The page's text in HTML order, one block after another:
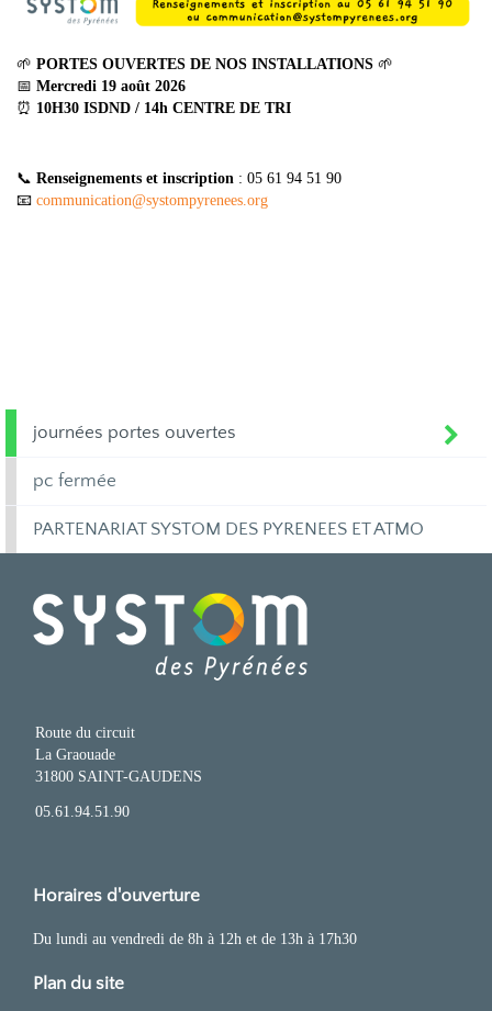
🌱 PORTES OUVERTES DE NOS INSTALLATIONS 🌱
📅 Mercredi 19 août 2026
⏰ 10H30 ISDND / 14h CENTRE DE TRI
📞 Renseignements et inscription : 05 61 94 51 90
📧 communication@systompyrenees.org
journées portes ouvertes
pc fermée
PARTENARIAT SYSTOM DES PYRENEES ET ATMO
Route du circuit
La Graouade
31800 SAINT-GAUDENS
05.61.94.51.90
Horaires d'ouverture
Du lundi au vendredi de 8h à 12h et de 13h à 17h30
Plan du site